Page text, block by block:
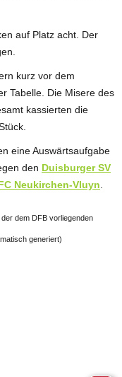
auf Platz acht. Der
kurz vor dem
Tabelle. Die Misere des
kassierten die
eine Auswärtsaufgabe
den Duisburger SV
Neukirchen-Vluyn
dem DFB vorliegenden
generiert)